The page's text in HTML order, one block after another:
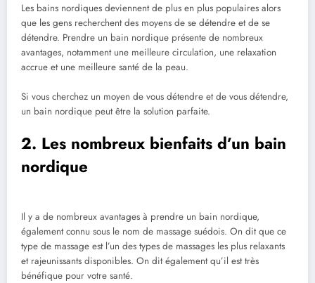
Les bains nordiques deviennent de plus en plus populaires alors
que les gens recherchent des moyens de se détendre et de se
détendre. Prendre un bain nordique présente de nombreux
avantages, notamment une meilleure circulation, une relaxation
accrue et une meilleure santé de la peau.
Si vous cherchez un moyen de vous détendre et de vous détendre,
un bain nordique peut être la solution parfaite.
2. Les nombreux bienfaits d’un bain
nordique
Il y a de nombreux avantages à prendre un bain nordique,
également connu sous le nom de massage suédois. On dit que ce
type de massage est l’un des types de massages les plus relaxants
et rajeunissants disponibles. On dit également qu’il est très
bénéfique pour votre santé.